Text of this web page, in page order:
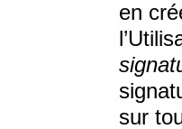
en
sur